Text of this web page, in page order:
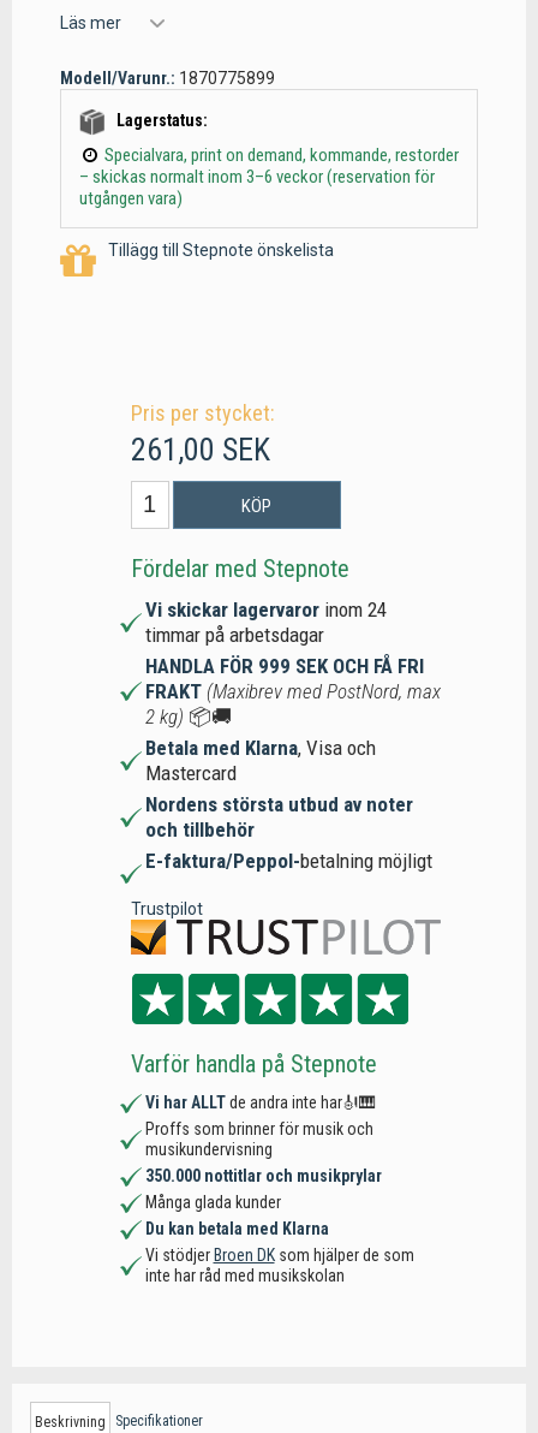
Läs mer
Modell/Varunr.: 1870775899
Lagerstatus:
Specialvara, print on demand, kommande, restorder
– skickas normalt inom 3–6 veckor (reservation för
utgången vara)
Tillägg till Stepnote önskelista
Pris per stycket:
261,00 SEK
KÖP
Fördelar med Stepnote
Vi skickar lagervaror inom 24
timmar på arbetsdagar
HANDLA FÖR 999 SEK OCH FÅ FRI
FRAKT (Maxibrev med PostNord, max
2 kg) 📦🚚
Betala med Klarna, Visa och
Mastercard
Nordens största utbud av noter
och tillbehör
E-faktura/Peppol-betalning möjligt
Trustpilot
Varför handla på Stepnote
Vi har ALLTde andra inte har🎻🎹
Proffs som brinner för musik och
musikundervisning
350.000 nottitlar och musikprylar
Många glada kunder
Du kan betala med Klarna
Vi stödjer Broen DKsom hjälper de som
inte har råd med musikskolan
Beskrivning Specifikationer